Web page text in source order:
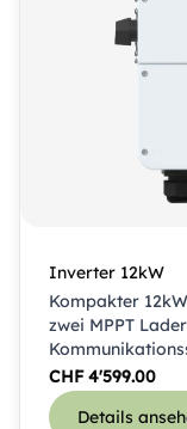
Inverter 12kW
Kompakter
zwei MPPT
CHF4'599.00
Details